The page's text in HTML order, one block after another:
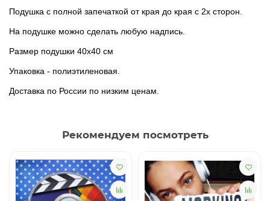
Подушка с полной запечаткой от края до края с 2х сторон.
На подушке можно сделать любую надпись.
Размер подушки 40х40 см
Упаковка - полиэтиленовая.
Доставка по России по низким ценам.
Рекомендуем посмотреть